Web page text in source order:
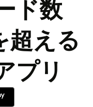
ド数
超える
プリ